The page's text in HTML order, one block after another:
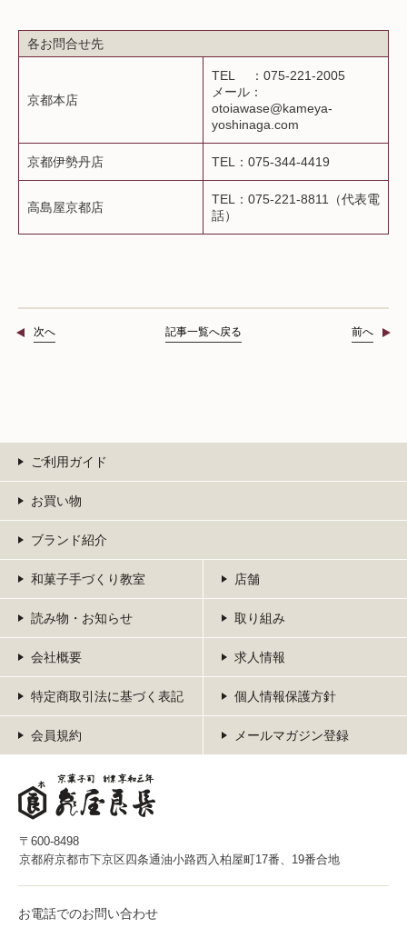
各お問合せ先
京都本店
TEL ：075-221-2005
メール：
otoiawase@kameya-
yoshinaga.com
京都伊勢丹店 TEL：075-344-4419
高島屋京都店
TEL：075-221-8811（代表電
話）
次へ 記事一覧へ戻る 前へ
ご利用ガイド
お買い物
ブランド紹介
和菓子手づくり教室 店舗
読み物・お知らせ 取り組み
会社概要 求人情報
特定商取引法に基づく表記 個人情報保護方針
会員規約 メールマガジン登録
〒600-8498
京都府京都市下京区四条通油小路西入柏屋町17番、19番合地
お電話でのお問い合わせ